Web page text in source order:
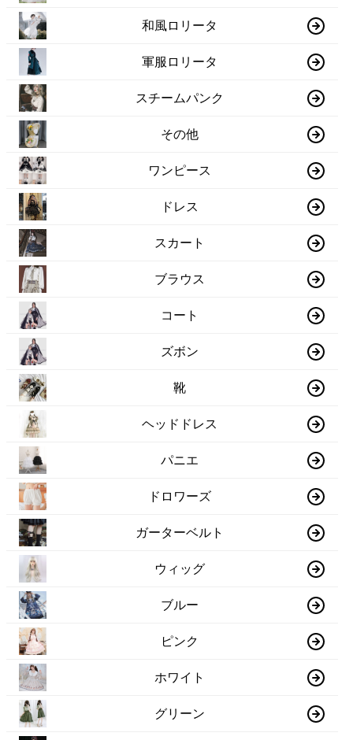
和風ロリータ
軍服ロリータ
スチームパンク
その他
ワンピース
ドレス
スカート
ブラウス
コート
ズボン
靴
ヘッドドレス
パニエ
ドロワーズ
ガーターベルト
ウィッグ
ブルー
ピンク
ホワイト
グリーン